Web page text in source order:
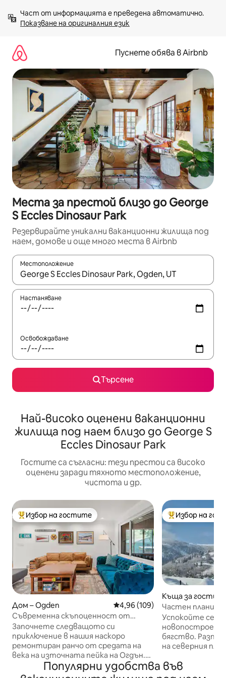
към
съдържанието
Показване на оригиналния език
Пуснете обява в Airbnb
Места за престой близо до George
S Eccles Dinosaur Park
Резервирайте уникални ваканционни жилища под
наем, домове и още много места в Airbnb
Местоположение
Когато резултатите се покажат, използвайте
Настаняване
Освобождаване
Търсене
Най-високо оценени ваканционни
жилища под наем близо до George S
Eccles Dinosaur Park
Гостите са съгласни: тези престои са високо
оценени заради тяхното местоположение,
чистота и др.
Най-популярен избор на гостите
Избор на гостите
Дом – Ogden Средна оценка: 4,96 от 5,
4,96 (109)
Съвременна скъпоценност от
средата на века до пътечките и
центъра
Започнете следващото си
приключение в нашия наскоро
ремонтиран ранчо от средата на
века на източната пейка на Огдън.
Домът ни се намира в тих,
очарователен квартал с пешеходен
Най-популярен
Избор на
Къща за гости –
Частен
по-малко от 5
Успокойте се
новопостроено
бягство.
на северния
други големи
малко от 30
Популярни удобства във